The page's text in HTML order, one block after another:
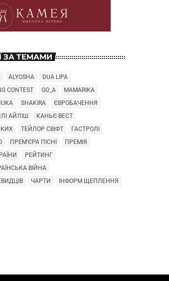
ЗА ТЕМАМИ
ALYOSHA
DUA LIPA
CONTEST
GO_A
MAMARIKA
SHAKIRA
ЄВРОБАЧЕННЯ
АЙЛІШ
КАНЬЄ ВЕСТ
ТЕЙЛОР СВІФТ
ГАСТРОЛІ
ПРЕМ'ЄРА ПІСНІ
ПРЕМІЯ
РЕЙТИНГ
ВІЙНА
ЧАРТИ
ІНФОРМ ЩЕПЛЕННЯ